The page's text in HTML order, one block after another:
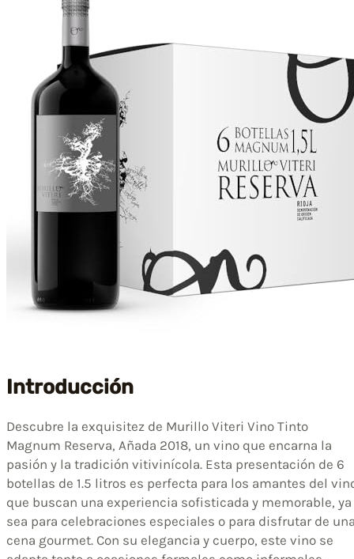
Introducción
Descubre la exquisitez de Murillo Viteri Vino Tinto
Magnum Reserva, Añada 2018, un vino que encarna la
pasión y la tradición vitivinícola. Esta presentación de 6
botellas de 1.5 litros es perfecta para los amantes del
que buscan una experiencia sofisticada y memorable, ya
sea para celebraciones especiales o para disfrutar de
cena gourmet. Con su elegancia y cuerpo, este vino se